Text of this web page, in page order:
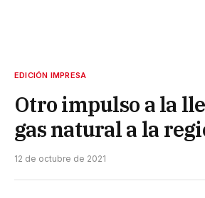
EDICIÓN IMPRESA
Otro impulso a la
gas natural a la
12 de octubre de 2021